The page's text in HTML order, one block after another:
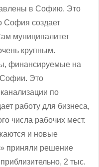
в Софию. Это
София создает
муниципалитет
крупным.
финансируемые на
Софии. Это
по
работу для бизнеса,
числа рабочих мест.
и новые
приняли решение
2 тыс.